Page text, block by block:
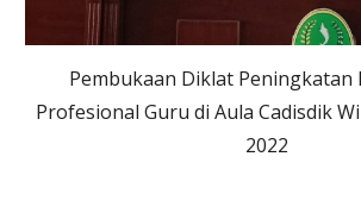
Pembukaan Diklat Peningkatan
Profesional Guru di Aula Cadisdik
2022